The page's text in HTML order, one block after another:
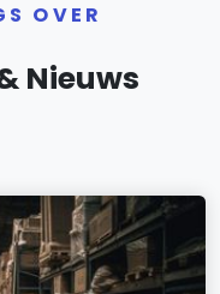
OVER
Nieuws